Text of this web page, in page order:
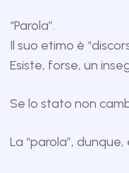
“Parola”.
Il suo etimo è
Esiste, forse, un
Se lo stato non
La “parola”,